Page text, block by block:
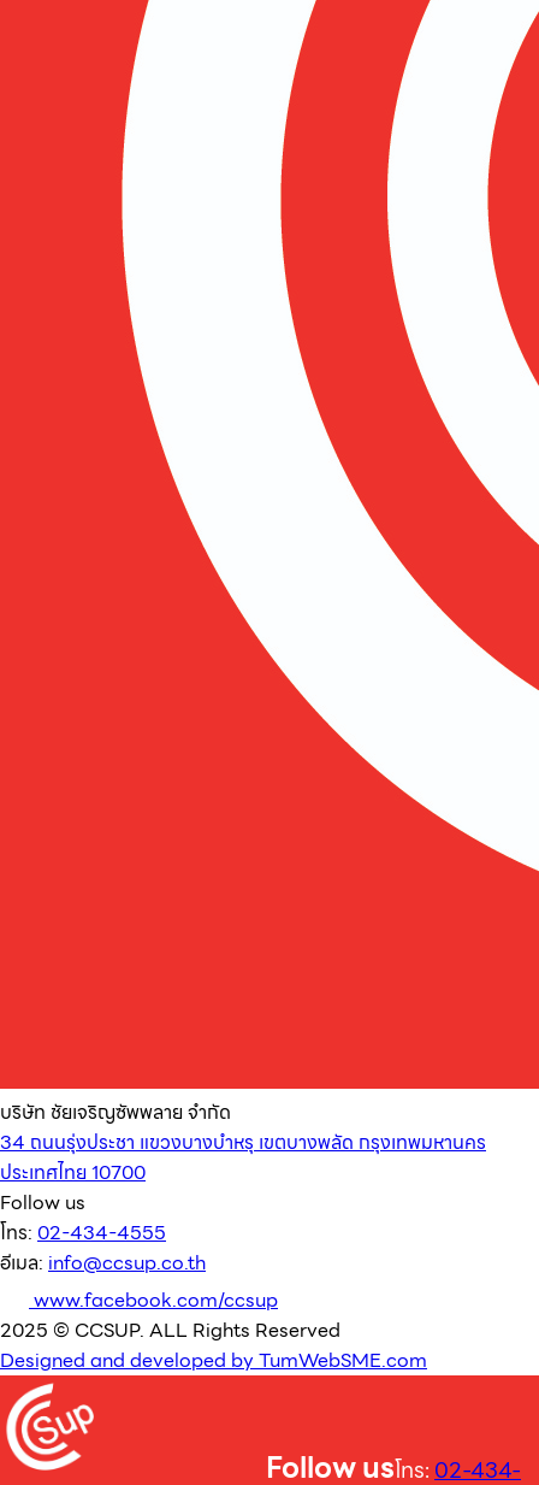
บริษัท ชัยเจริญซัพพลาย จำกัด
34 ถนนรุ่งประชา แขวงบางบำหรุ เขตบางพลัด กรุงเทพมหานคร
ประเทศไทย 10700
Follow us
โทร: 02-434-4555
อีเมล: info@ccsup.co.th
www.facebook.com/ccsup
2025 © CCSUP. ALL Rights Reserved
Designed and developed by TumWebSME.com
Follow usโทร:02-434-